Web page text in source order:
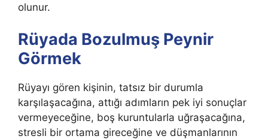
olunur.
Rüyada Bozulmuş Peynir
Görmek
Rüyayı gören kişinin, tatsız bir durumla
karşılaşacağına, attığı adımların pek iyi sonuçlar
vermeyeceğine, boş kuruntularla uğraşacağına,
stresli bir ortama gireceğine ve düşmanlarının